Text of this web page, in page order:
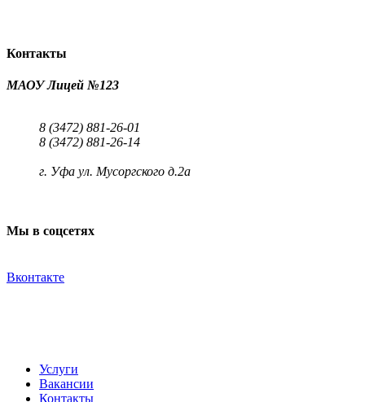
Контакты
МАОУ Лицей №123
8 (3472) 881-26-01
8 (3472) 881-26-14
г. Уфа ул. Мусоргского д.2а
Мы в соцсетях
Вконтакте
Услуги
Вакансии
Контакты